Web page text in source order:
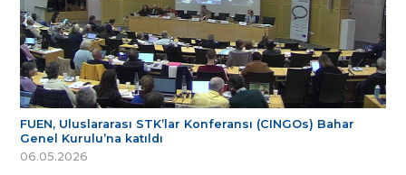
FUEN, Uluslararası STK’lar Konferansı (CINGOs) Bahar
Genel Kurulu’na katıldı
06.05.2026